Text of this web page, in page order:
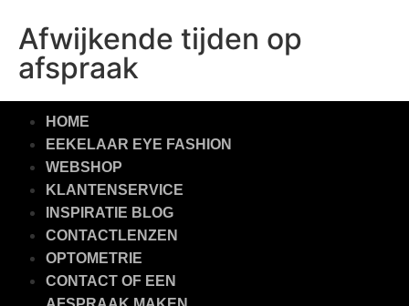
Afwijkende tijden op
afspraak
HOME
EEKELAAR EYE FASHION
WEBSHOP
KLANTENSERVICE
INSPIRATIE BLOG
CONTACTLENZEN
OPTOMETRIE
CONTACT OF EEN